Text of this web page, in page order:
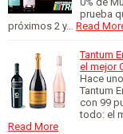
prueba
próximos 2 y… Read
Tantum
el mejor
Hace
Tantum
con 99
todo: el
Read More